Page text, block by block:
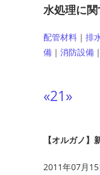
水処理に
配管材料 ｜ 排
備 ｜ 消防設備 ｜
«21»
【オルガノ
2011年07月